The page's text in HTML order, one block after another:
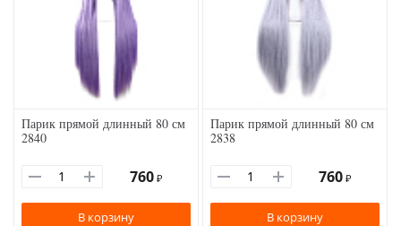
Парик прямой длинный 80 см
2840
760 ₽
В корзину
Парик прямой длинный 80 см
2838
760 ₽
В корзину